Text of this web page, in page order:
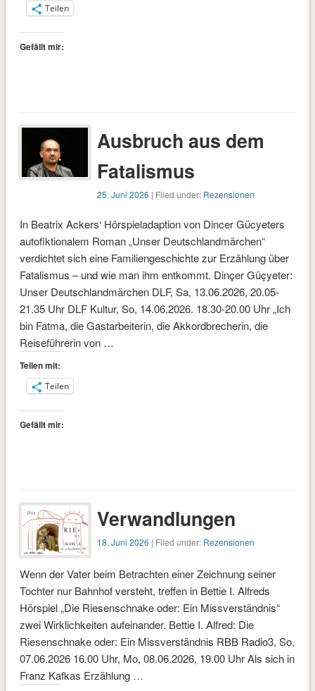
Teilen
Gefällt mir:
Ausbruch aus dem
Fatalismus
25. Juni 2026 | Filed under: Rezensionen
In Beatrix Ackers‘ Hörspieladaption von Dincer Gücyeters
autofiktionalem Roman „Unser Deutschlandmärchen“
verdichtet sich eine Familiengeschichte zur Erzählung über
Fatalismus – und wie man ihm entkommt. Dinçer Güçyeter:
Unser Deutschlandmärchen DLF, Sa, 13.06.2026, 20.05-
21.35 Uhr DLF Kultur, So, 14.06.2026. 18.30-20.00 Uhr „Ich
bin Fatma, die Gastarbeiterin, die Akkordbrecherin, die
Reiseführerin von …
Teilen mit:
Teilen
Gefällt mir:
Verwandlungen
18. Juni 2026 | Filed under: Rezensionen
Wenn der Vater beim Betrachten einer Zeichnung seiner
Tochter nur Bahnhof versteht, treffen in Bettie I. Alfreds
Hörspiel „Die Riesenschnake oder: Ein Missverständnis“
zwei Wirklichkeiten aufeinander. Bettie I. Alfred: Die
Riesenschnake oder: Ein Missverständnis RBB Radio3, So,
07.06.2026 16.00 Uhr, Mo, 08.06.2026, 19.00 Uhr Als sich in
Franz Kafkas Erzählung …